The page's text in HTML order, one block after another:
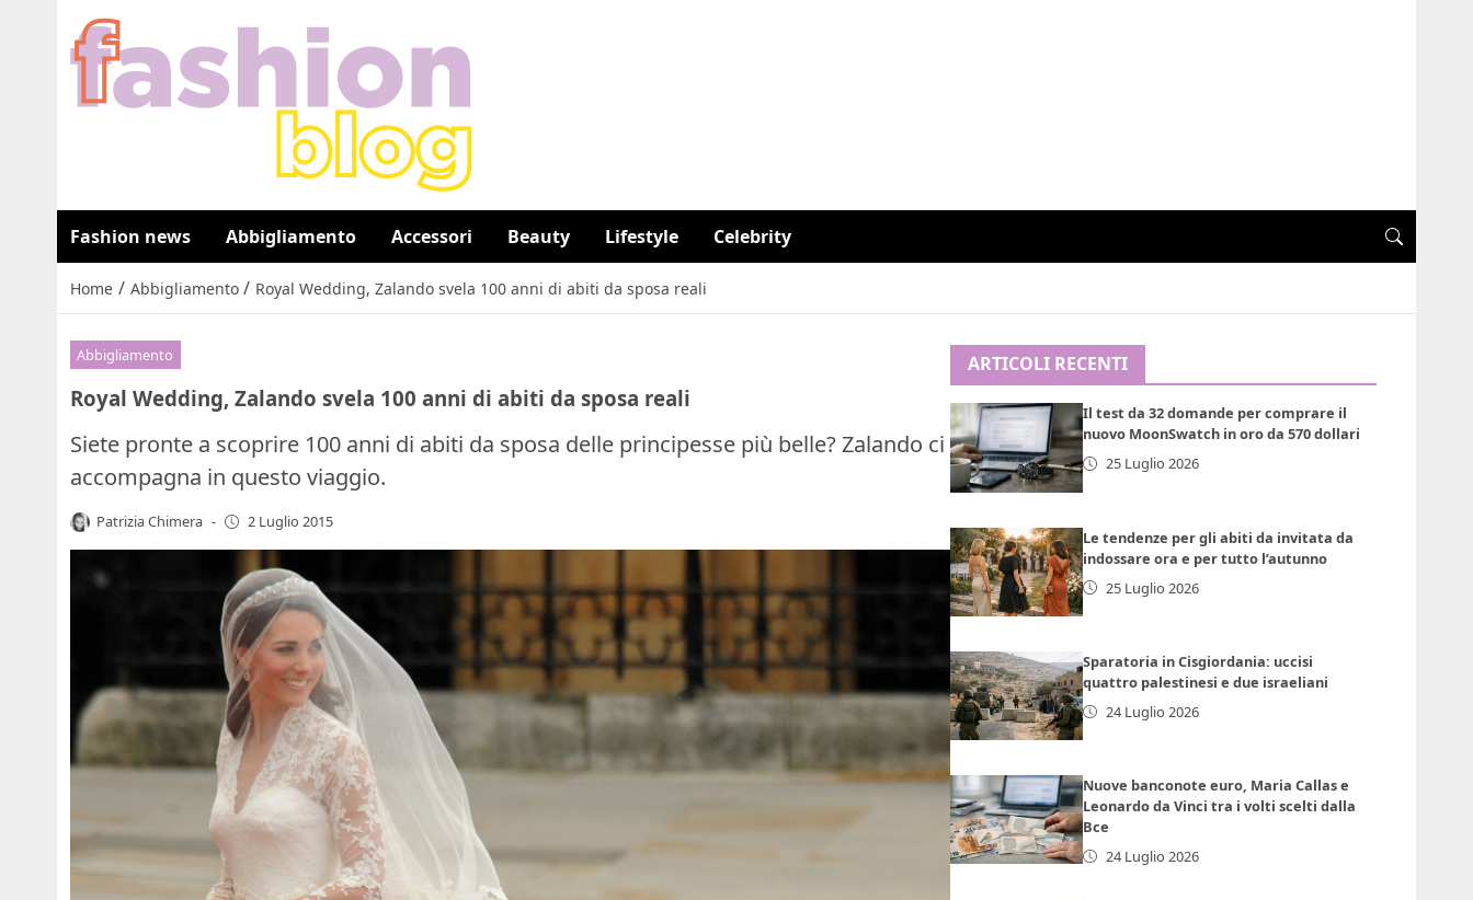
Fashion news Abbigliamento Accessori Beauty Lifestyle Celebrity
Home / Abbigliamento / Royal Wedding, Zalando svela 100 anni di abiti da sposa reali
Abbigliamento
Royal Wedding, Zalando svela 100 anni di abiti da sposa reali
Siete pronte a scoprire 100 anni di abiti da sposa delle principesse più belle? Zalando ci
accompagna in questo viaggio.
Patrizia Chimera - 2 Luglio 2015
ARTICOLI RECENTI
Il test da 32 domande per comprare il
nuovo MoonSwatch in oro da 570 dollari
25 Luglio 2026
Le tendenze per gli abiti da invitata da
indossare ora e per tutto l’autunno
25 Luglio 2026
Sparatoria in Cisgiordania: uccisi
quattro palestinesi e due israeliani
24 Luglio 2026
Nuove banconote euro, Maria Callas e
Leonardo da Vinci tra i volti scelti dalla
Bce
24 Luglio 2026